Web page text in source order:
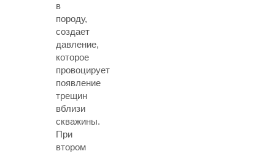
в
породу,
создает
давление,
которое
провоцирует
появление
трещин
вблизи
скважины.
При
втором